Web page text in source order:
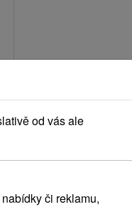
od vás ale
či reklamu,